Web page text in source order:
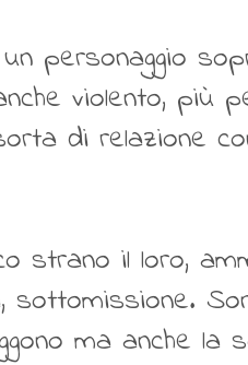
é un personaggio
violento, più
di relazione
strano il loro,
sottomissione.
ma anche la